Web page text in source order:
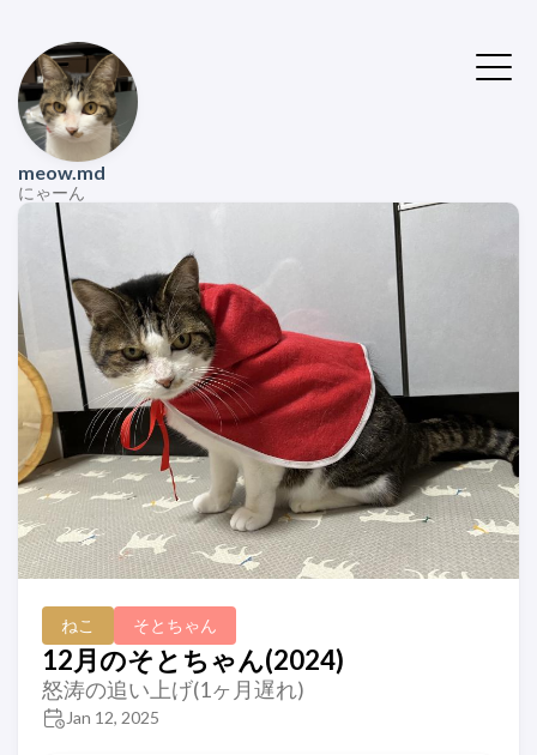
meow.md
にゃーん
ねこ そとちゃん
12月のそとちゃん(2024)
怒涛の追い上げ(1ヶ月遅れ)
Jan 12, 2025